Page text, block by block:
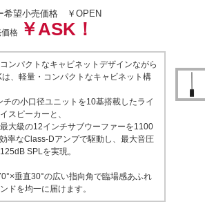
希望小売価格 ￥OPEN
格 ￥ASK！
ンパクトなキャビネットデザインながら
は、軽量・コンパクトなキャビネット構
チの小口径ユニットを10基搭載したライ
スピーカーと、
大級の12インチサブウーファーを1100
率なClass-Dアンプで駆動し、最大音圧
SPLを実現。
垂直30°の広い指向角で臨場感あふれ
ドを均一に届けます。